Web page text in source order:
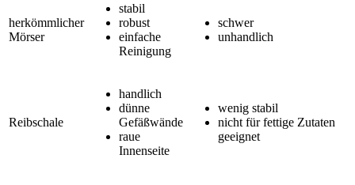
herkömmlicher
Mörser
stabil
robust
einfache
Reinigung
schwer
unhandlich
Reibschale
handlich
dünne
Gefäßwände
raue
Innenseite
wenig stabil
nicht für fettige Zutaten
geeignet